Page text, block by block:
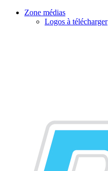
Zone médias
Logos à télécharger